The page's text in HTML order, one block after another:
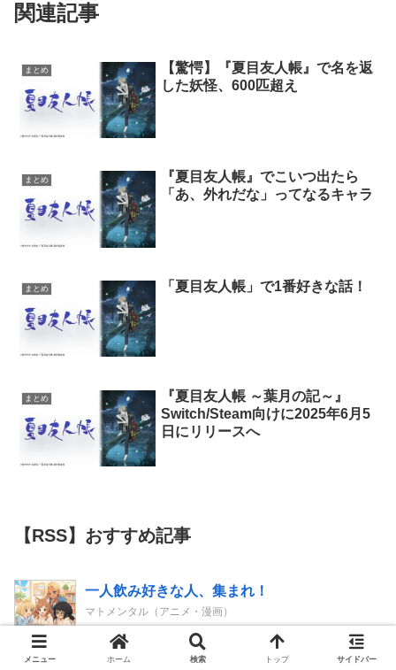
関連記事
まとめ
【驚愕】『夏目友人帳』で名を返
した妖怪、600匹超え
まとめ
『夏目友人帳』でこいつ出たら
「あ、外れだな」ってなるキャラ
まとめ 「夏目友人帳」で1番好きな話！
まとめ
『夏目友人帳 ～葉月の記～』
Switch/Steam向けに2025年6月5
日にリリースへ
【RSS】おすすめ記事
一人飲み好きな人、集まれ！
マトメンタル（アニメ・漫画）
男性のプライドが高いと感じた瞬間
メニュー ホーム 検索 トップ サイドバー